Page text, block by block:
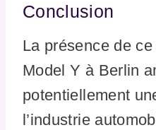
Conclusion
La présence de
Model Y à Berlin
potentiellement
l’industrie